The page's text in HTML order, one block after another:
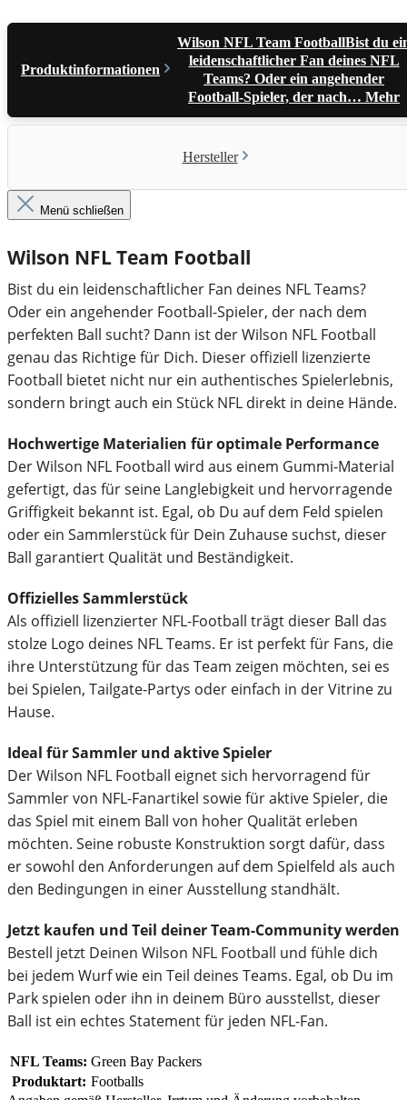
Produktinformationen
Wilson NFL Team FootballBist du
leidenschaftlicher Fan deines NFL
Teams? Oder ein angehender
Football-Spieler, der nach… Mehr
Hersteller
Menü schließen
Wilson NFL Team Football
Bist du ein leidenschaftlicher Fan deines NFL Teams?
Oder ein angehender Football-Spieler, der nach dem
perfekten Ball sucht? Dann ist der Wilson NFL Football
genau das Richtige für Dich. Dieser offiziell lizenzierte
Football bietet nicht nur ein authentisches Spielerlebnis,
sondern bringt auch ein Stück NFL direkt in deine Hände.
Hochwertige Materialien für optimale Performance
Der Wilson NFL Football wird aus einem Gummi-Material
gefertigt, das für seine Langlebigkeit und hervorragende
Griffigkeit bekannt ist. Egal, ob Du auf dem Feld spielen
oder ein Sammlerstück für Dein Zuhause suchst, dieser
Ball garantiert Qualität und Beständigkeit.
Offizielles Sammlerstück
Als offiziell lizenzierter NFL-Football trägt dieser Ball das
stolze Logo deines NFL Teams. Er ist perfekt für Fans, die
ihre Unterstützung für das Team zeigen möchten, sei es
bei Spielen, Tailgate-Partys oder einfach in der Vitrine zu
Hause.
Ideal für Sammler und aktive Spieler
Der Wilson NFL Football eignet sich hervorragend für
Sammler von NFL-Fanartikel sowie für aktive Spieler, die
das Spiel mit einem Ball von hoher Qualität erleben
möchten. Seine robuste Konstruktion sorgt dafür, dass
er sowohl den Anforderungen auf dem Spielfeld als auch
den Bedingungen in einer Ausstellung standhält.
Jetzt kaufen und Teil deiner Team-Community werden
Bestell jetzt Deinen Wilson NFL Football und fühle dich
bei jedem Wurf wie ein Teil deines Teams. Egal, ob Du im
Park spielen oder ihn in deinem Büro ausstellst, dieser
Ball ist ein echtes Statement für jeden NFL-Fan.
NFL Teams: Green Bay Packers
Produktart: Footballs